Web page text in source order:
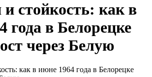
и стойкость: как в
года в Белорецке
через Белую